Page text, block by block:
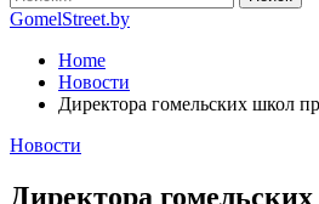
GomelStreet.by
Home
Новости
Директора гомельских школ
Новости
Директора